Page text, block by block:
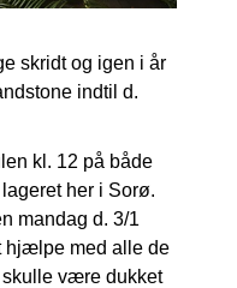
skridt og igen i år
indtil d.
kl. 12 på både
her i Sorø.
mandag d. 3/1
hjælpe med alle de
være dukket